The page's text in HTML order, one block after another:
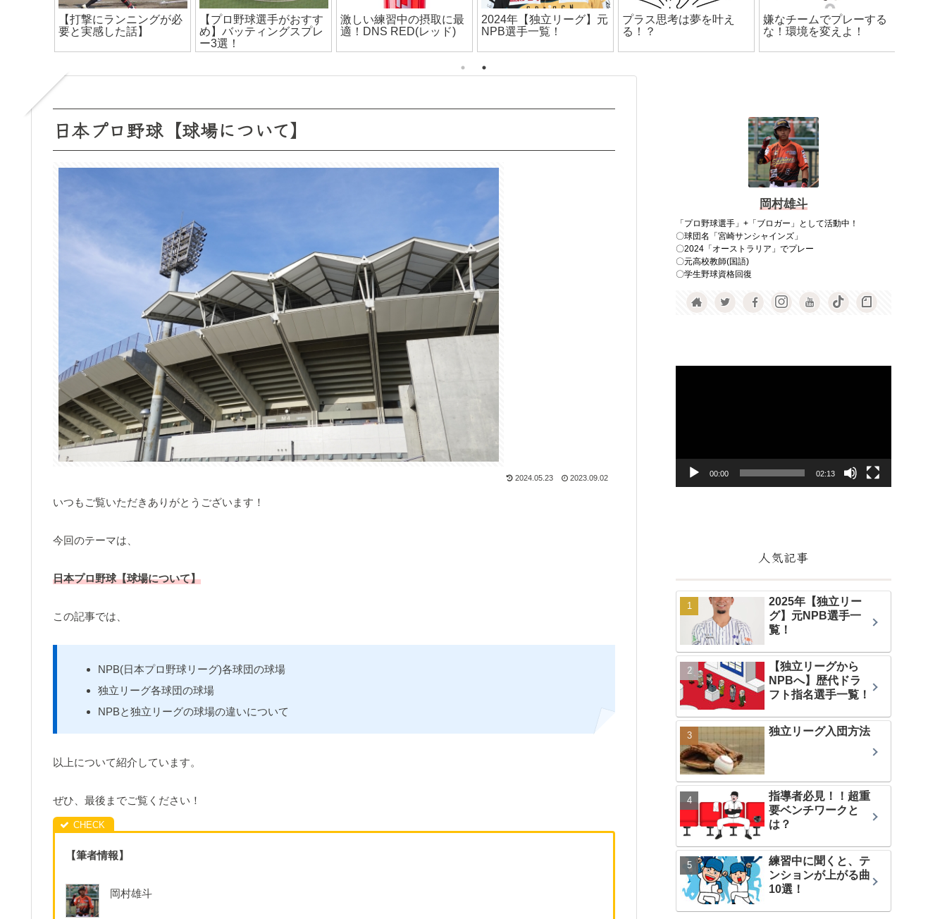
2023年【独立リーグ】元
NPB選手一覧！
おすすめバッティング手
袋１選！
【独立リーグ】合同トラ
イアウトについて
【福井ネクサスエレファ
ンツ解散】誹謗中傷多発
独立リーグ「お金では買
えない価値がある」
指導者必見！！超重要ベ
ンチワークとは？
日本プロ野球【球場について】
2024.05.23 2023.09.02
いつもご覧いただきありがとうございます！
今回のテーマは、
日本プロ野球【球場について】
この記事では、
NPB(日本プロ野球リーグ)各球団の球場
独立リーグ各球団の球場
NPBと独立リーグの球場の違いについて
以上について紹介しています。
ぜひ、最後までご覧ください！
【筆者情報】
岡村雄斗
岡村雄斗
「プロ野球選手」+「ブロガー」として活動中！
〇球団名「宮崎サンシャインズ」
〇2024「オーストラリア」でプレー
〇元高校教師(国語)
〇学生野球資格回復
ー
00:00 02:13
人気記事
2025年【独立リー
グ】元NPB選手一
覧！
【独立リーグから
NPBへ】歴代ドラ
フト指名選手一覧！
独立リーグ入団方法
指導者必見！！超重
要ベンチワークと
は？
練習中に聞くと、テ
ンションが上がる曲
10選！